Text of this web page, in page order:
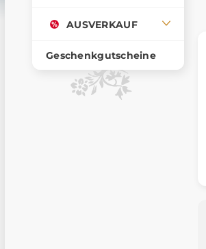
AUSVERKAUF
Geschenkgutscheine